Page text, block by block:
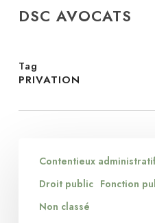
content
DSC AVOCATS
Tag
PRIVATION
suspension
Contentieux
Droit public Fonction
Non classé